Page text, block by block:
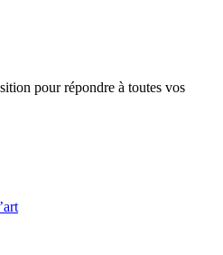
pour répondre à toutes vos